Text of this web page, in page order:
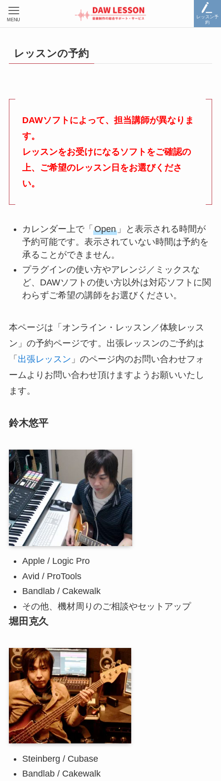
レッスン予
約
MENU
レッスンの予約
DAWソフトによって、担当講師が異なりま
す。
レッスンをお受けになるソフトをご確認の
上、ご希望のレッスン日をお選びくださ
い。
カレンダー上で「 Open」と表示される時間が
予約可能です。表示されていない時間は予約を
承ることができません。
プラグインの使い方やアレンジ／ミックスな
ど、DAWソフトの使い方以外は対応ソフトに関
わらずご希望の講師をお選びください。
本ページは「オンライン・レッスン／体験レッス
ン」の予約ページです。出張レッスンのご予約は
「 出張レッスン 」のページ内のお問い合わせフォ
ームよりお問い合わせ頂けますようお願いいたし
ます。
鈴木悠平
Apple / Logic Pro
Avid / ProTools
Bandlab / Cakewalk
その他、機材周りのご相談やセットアップ
堀田克久
Steinberg / Cubase
Bandlab / Cakewalk